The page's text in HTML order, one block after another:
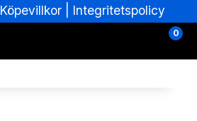
Köpevillkor| Integritetspolicy
0